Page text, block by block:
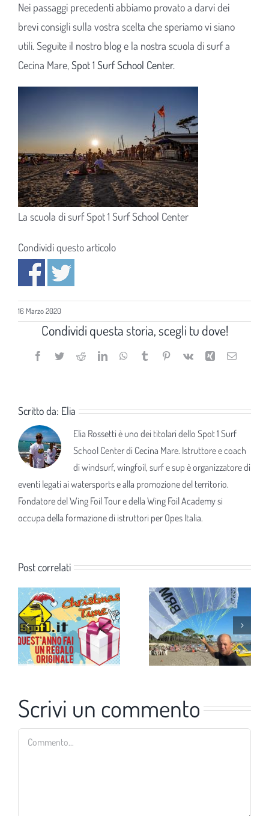
Nei passaggi precedenti abbiamo provato a darvi dei
brevi consigli sulla vostra scelta che speriamo vi siano
utili. Seguite il nostro blog e la nostra scuola di surf a
Cecina Mare, Spot 1 Surf School Center.
La scuola di surf Spot 1 Surf School Center
Condividi questo articolo
16 Marzo 2020
Condividi questa storia, scegli tu dove!
Facebook
TwitterRedditLinkedInWhatsApp
TumblrPinterest
Vk Xing Email
Scritto da: Elia
Elia Rossetti è uno dei titolari dello Spot 1 Surf
School Center di Cecina Mare. Istruttore e coach
di windsurf, wingfoil, surf e sup è organizzatore di
eventi legati ai watersports e alla promozione del territorio.
Fondatore del Wing Foil Tour e della Wing Foil Academy si
occupa della formazione di istruttori per Opes Italia.
Post correlati
Scrivi un commento
Commento